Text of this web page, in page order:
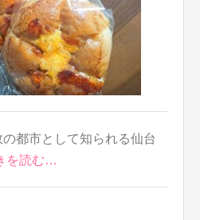
都市として知られる仙台
を読む…